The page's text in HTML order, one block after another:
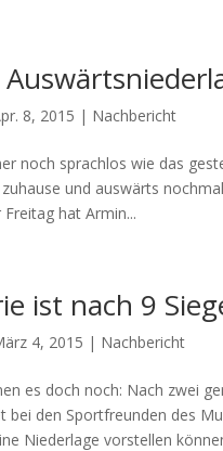
8, 2015 | Nachbericht
noch sprachlos wie das
und auswärts
hat Armin...
ist nach 9
4, 2015 | Nachbericht
es doch noch: Nach zwei
bei den Sportfreunden des
Niederlage vorstellen